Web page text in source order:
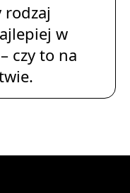
rodzaj
w
czy to na